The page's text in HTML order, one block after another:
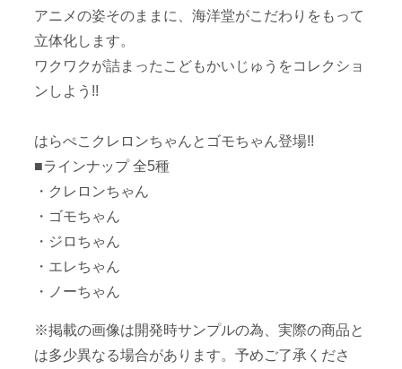
アニメの姿そのままに、海洋堂がこだわりをもって
立体化します。
ワクワクが詰まったこどもかいじゅうをコレクショ
ンしよう!!
はらぺこクレロンちゃんとゴモちゃん登場!!
■ラインナップ 全5種
・クレロンちゃん
・ゴモちゃん
・ジロちゃん
・エレちゃん
・ノーちゃん
※掲載の画像は開発時サンプルの為、実際の商品と
は多少異なる場合があります。予めご了承くださ